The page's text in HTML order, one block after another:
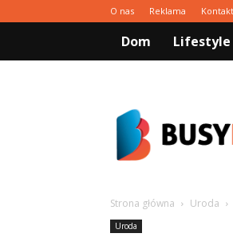
O nas Reklama Kontakt
Dom Lifestyle
Strona główna Uroda
Uroda